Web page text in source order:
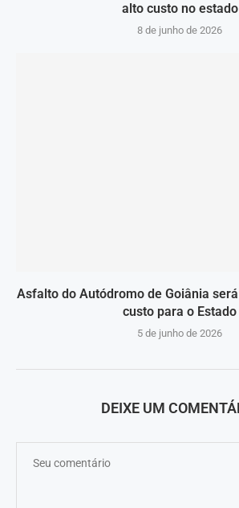
alto custo no estado
8 de junho de 2026
Asfalto do Autódromo de Goiânia
custo para o Estado
5 de junho de 2026
DEIXE UM